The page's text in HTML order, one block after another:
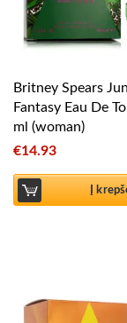
Britney Spears
Fantasy Eau De
ml (woman)
€14.93
Į